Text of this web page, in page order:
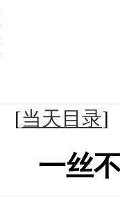
[当天目录
一丝